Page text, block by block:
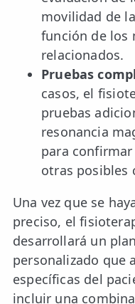
movilidad de
función de los
relacionados.
Pruebas
casos, el
pruebas
resonancia
para
otras posibles
Una vez que se
preciso, el
desarrollará un
personalizado que
específicas del
incluir una